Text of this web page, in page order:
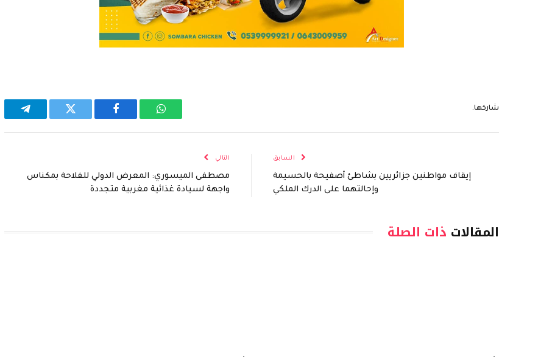
شاركها.
واتساب فيسبوك تويتر تيلقرام
السابق
إيقاف مواطنين جزائريين بشاطئ أصفيحة بالحسيمة
وإحالتهما على الدرك الملكي
التالي
مصطفى الميسوري: المعرض الدولي للفلاحة بمكناس
واجهة لسيادة غذائية مغربية متجددة
المقالات ذات الصلة